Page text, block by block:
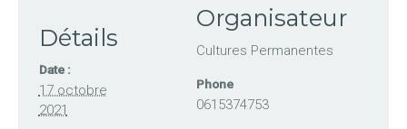
Détails
Date :
17 octobre
2021
Organisateur
Cultures Permanentes
Phone
0615374753